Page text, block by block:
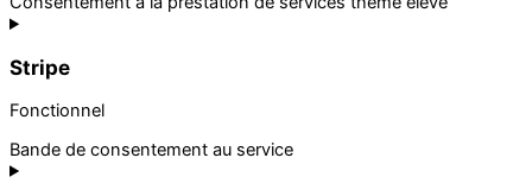
Stripe
Fonctionnel
Bande de consentement au service